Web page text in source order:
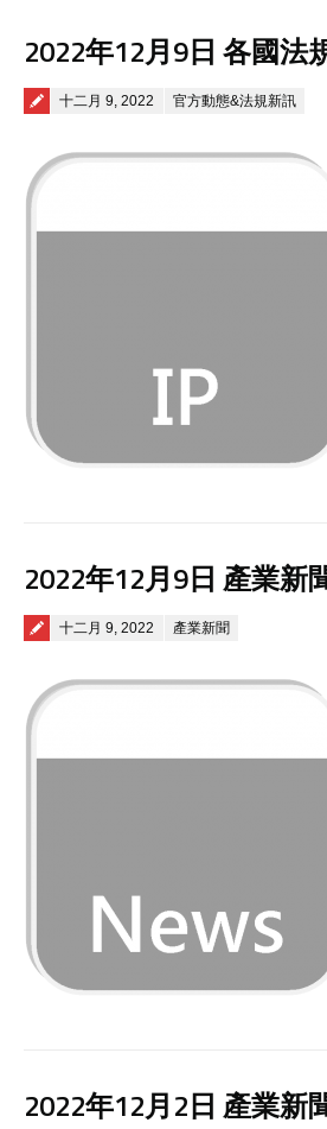
2022年12月9日 各國法
Posted on
十二月 9, 2022 官方動態&法規新訊
2022年12月9日 產業新
Posted on
十二月 9, 2022 產業新聞
2022年12月2日 產業新